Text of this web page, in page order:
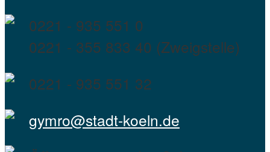
0221 - 935 551 0
0221 - 355 833 40 (Zweigstelle)
0221 - 935 551 32
gymro@stadt-koeln.de